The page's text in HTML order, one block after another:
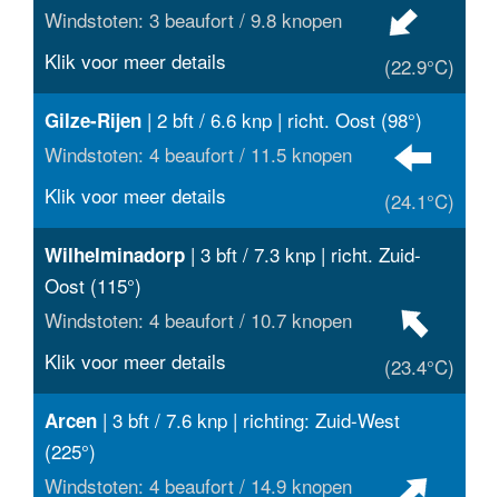
Windstoten: 3 beaufort / 9.8 knopen
(22.9°C)
Klik voor meer details
Gilze-Rijen | 2 bft / 6.6 knp | richt. Oost (98°)
Windstoten: 4 beaufort / 11.5 knopen
(24.1°C)
Klik voor meer details
Wilhelminadorp | 3 bft / 7.3 knp | richt. Zuid-
Oost (115°)
Windstoten: 4 beaufort / 10.7 knopen
(23.4°C)
Klik voor meer details
Arcen | 3 bft / 7.6 knp | richting: Zuid-West
(225°)
Windstoten: 4 beaufort / 14.9 knopen